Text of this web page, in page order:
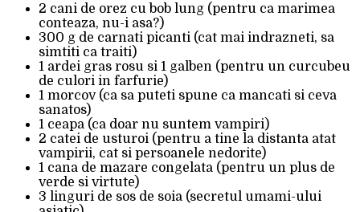
2 cani de orez cu bob lung (pentru ca marimea
conteaza, nu-i asa?)
300 g de carnati picanti (cat mai indrazneti, sa
simtiti ca traiti)
1 ardei gras rosu si 1 galben (pentru un curcubeu
de culori in farfurie)
1 morcov (ca sa puteti spune ca mancati si ceva
sanatos)
1 ceapa (ca doar nu suntem vampiri)
2 catei de usturoi (pentru a tine la distanta atat
vampirii, cat si persoanele nedorite)
1 cana de mazare congelata (pentru un plus de
verde si virtute)
3 linguri de sos de soia (secretul umami-ului